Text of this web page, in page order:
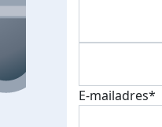
Top
E-mailadres*